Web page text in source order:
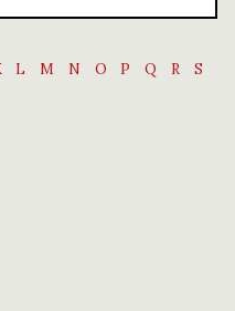
L M N O P Q R
S